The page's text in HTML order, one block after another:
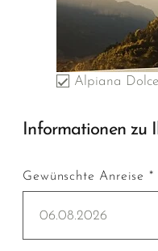
Alpiana
Informationen zu
Gewünschte Anreise *
06.08.2026